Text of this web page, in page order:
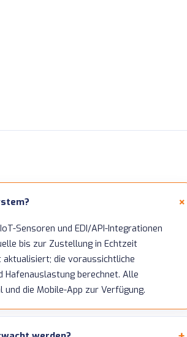
Sensoren und EDI/API-Integrationen
bis zur Zustellung in Echtzeit
die voraussichtliche
berechnet. Alle
die Mobile-App zur Verfügung.